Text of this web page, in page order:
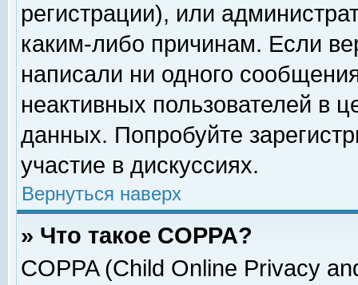
регистрации), или
каким-либо причинам. Если
написали ни одного
неактивных пользователей в
данных. Попробуйте
участие в дискуссиях.
Вернуться наверх
» Что такое COPPA?
COPPA (Child Online Privacy